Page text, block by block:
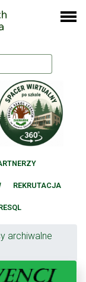
REKRUTACJA
archiwalne